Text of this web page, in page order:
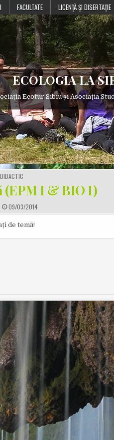
FACULTATE LICENŢĂ ŞI DISERTAŢIE
ECOLOGIA LA
Ecotur Sibiu și Asociația
(EPM I & BIO I)
P
U
L
S
09/03/2014
de temă!